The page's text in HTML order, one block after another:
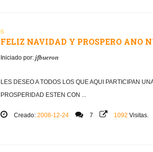
6
FELIZ NAVIDAD Y PROSPERO ANO
Iniciado por: jfbueron
LES DESEO A TODOS LOS QUE AQUI PARTICIPAN
PROSPERIDAD ESTEN CON ...
Creado: 2008-12-24 7 1092 Visitas.